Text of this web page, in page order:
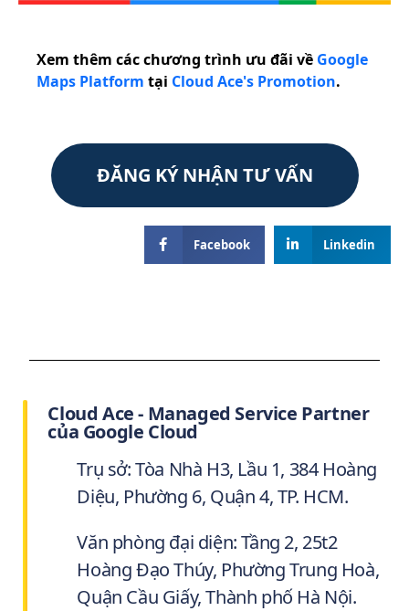
Xem thêm các chương trình ưu đãi về Google
Maps Platform tại Cloud Ace's Promotion.
ĐĂNG KÝ NHẬN TƯ VẤN
Facebook Linkedin
Cloud Ace - Managed Service Partner
của Google Cloud
Trụ sở: Tòa Nhà H3, Lầu 1, 384 Hoàng
Diệu, Phường 6, Quận 4, TP. HCM.
Văn phòng đại diện: Tầng 2, 25t2
Hoàng Đạo Thúy, Phường Trung Hoà,
Quận Cầu Giấy, Thành phố Hà Nội.